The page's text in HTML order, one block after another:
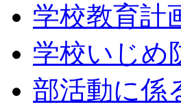
学校教育計
学校いじめ
部活動に係